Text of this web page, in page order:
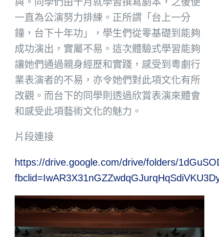
一直為公演努力排練。正所謂「台上一分
鐘，台下十年功」，學生們從零基礎到能夠
成功演出，實屬不易。這次體驗式學習能夠
讓她們通過親身經歷和實踐，感受到粵劇行
業表演者的不易，亦令她們對此項文化有所
改觀。而台下的同學則透過欣賞表演來體會
和感受此項藝術文化的魅力。
片段連接
https://drive.google.com/drive/folders/